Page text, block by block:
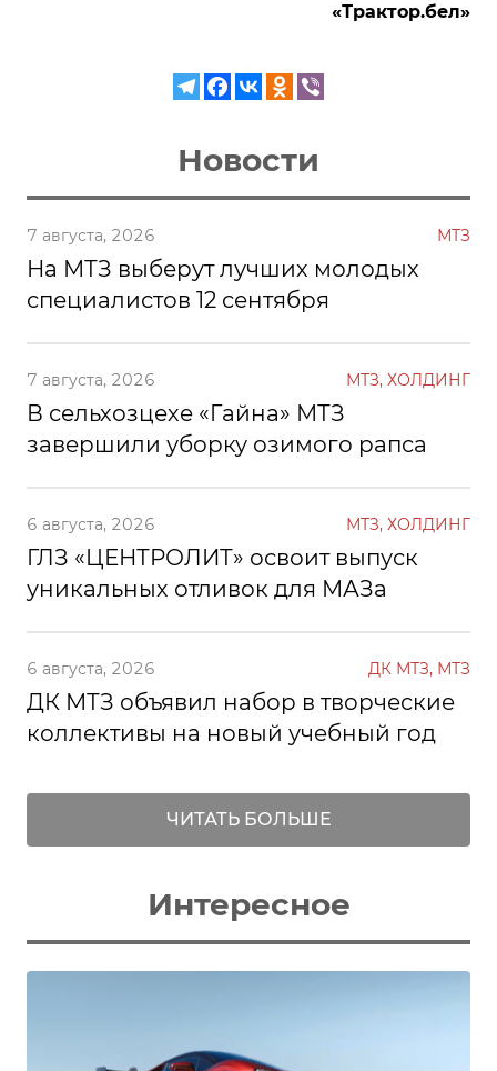
«Трактор.бел»
Новости
7 августа, 2026 МТЗ
На МТЗ выберут лучших молодых
специалистов 12 сентября
7 августа, 2026 МТЗ, ХОЛДИНГ
В сельхозцехе «Гайна» МТЗ
завершили уборку озимого рапса
6 августа, 2026 МТЗ, ХОЛДИНГ
ГЛЗ «ЦЕНТРОЛИТ» освоит выпуск
уникальных отливок для МАЗа
6 августа, 2026 ДК МТЗ, МТЗ
ДК МТЗ объявил набор в творческие
коллективы на новый учебный год
ЧИТАТЬ БОЛЬШЕ
Интересное